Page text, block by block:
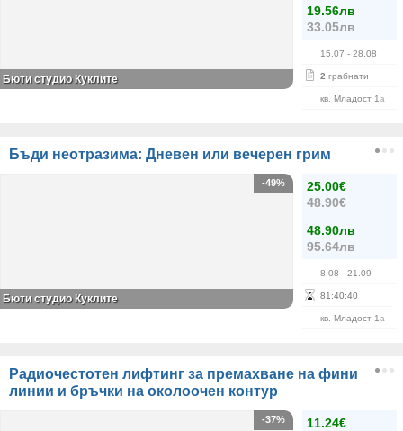
19.56лв
33.05лв
15.07 - 28.08
2 грабнати
кв. Младост 1а
Бюти студио Куклите
Бъди неотразима: Дневен или вечерен грим
25.00€
48.90€
48.90лв
95.64лв
8.08 - 21.09
81 :40:40
кв. Младост 1а
-49%
Бюти студио Куклите
Радиочестотен лифтинг за премахване на фини
линии и бръчки на околоочен контур
11.24€
-37%